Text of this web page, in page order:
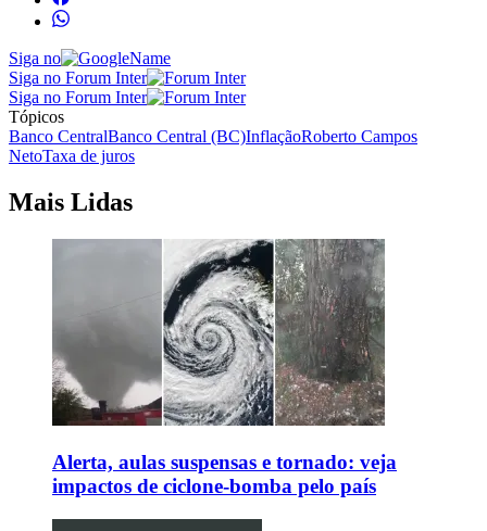
Siga no
Siga no Forum Inter
Siga no Forum Inter
Tópicos
Banco CentralBanco Central (BC)InflaçãoRoberto Campos
NetoTaxa de juros
Mais Lidas
Alerta, aulas suspensas e tornado: veja
impactos de ciclone-bomba pelo país